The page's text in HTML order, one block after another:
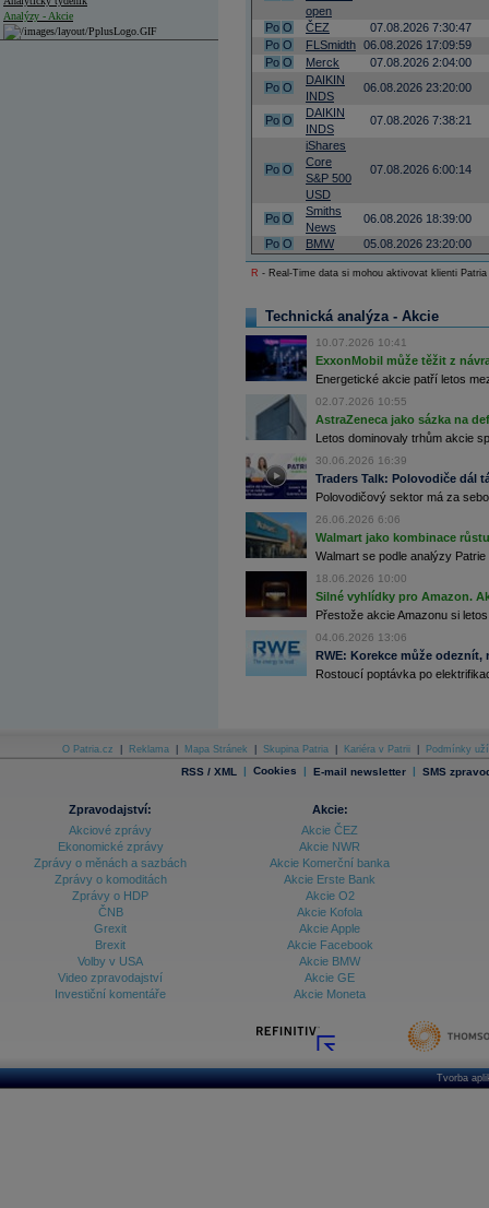
Analýzy - Akcie
Databanka - Trh práce
Databanka - Úrokové sazby
Databanka - Veřejné rozpočty
Databanka - Zahraniční obchod a platební
Databanka akcie - Svět
Denní přehled - Akcie ČR
open
Po O ČEZ
07.08.2026 7:30:47
Po O FLSmidth 06.08.2026 17:09:59
Po O Merck
07.08.2026 2:04:00
Po O
DAIKIN
INDS
06.08.2026 23:20:00
Po O
DAIKIN
INDS
07.08.2026 7:38:21
Po O
iShares
Core
S&P 500
USD
07.08.2026 6:00:14
Po O
Smiths
News
06.08.2026 18:39:00
Po O BMW 05.08.2026 23:20:00
R - Real-Time data si mohou aktivovat klienti
Technická analýza - Akcie
10.07.2026 10:41
ExxonMobil může těžit z
Energetické akcie patří letos
02.07.2026 10:55
AstraZeneca jako sázka na
Letos dominovaly trhům akcie
30.06.2026 16:39
Traders Talk: Polovodiče dál
Polovodičový sektor má za
26.06.2026 6:06
Walmart jako kombinace
Walmart se podle analýzy
18.06.2026 10:00
Silné vyhlídky pro Amazon.
Přestože akcie Amazonu si
04.06.2026 13:06
RWE: Korekce může
Rostoucí poptávka po
O Patria.cz Reklama Mapa Stránek Skupina Patria Kariéra v Patrii Podmínky
RSS / XML | Cookies | E-mail newsletter | SMS
Zpravodajství:
Akciové zprávy
Ekonomické zprávy
Zprávy o měnách a sazbách
Zprávy o komoditách
Zprávy o HDP
ČNB
Grexit
Brexit
Volby v USA
Video zpravodajství
Investiční komentáře
Akcie:
Akcie ČEZ
Akcie NWR
Akcie Komerční banka
Akcie Erste Bank
Akcie O2
Akcie Kofola
Akcie Apple
Akcie Facebook
Akcie BMW
Akcie GE
Akcie Moneta
Tvorba